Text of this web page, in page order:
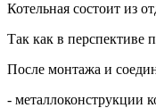
Котельная состоит из
Так как в перспективе
После монтажа и
- металлоконструкции